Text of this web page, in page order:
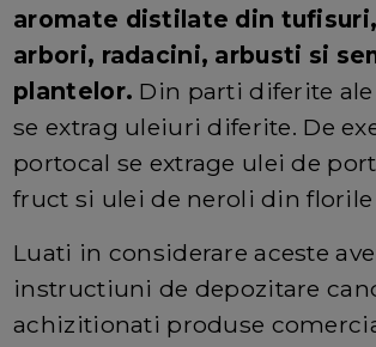
aromate distilate din
arbori, radacini, arbusti si
plantelor. Din parti diferite
se extrag uleiuri diferite. De
portocal se extrage ulei de
fruct si ulei de neroli din
Luati in considerare aceste
instructiuni de depozitare
achizitionati produse